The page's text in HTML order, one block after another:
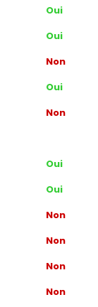
Oui
Oui
Non
Oui
Non
Oui
Oui
Non
Non
Non
Non